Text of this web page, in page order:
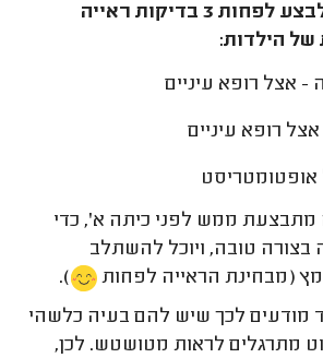
צריך לבצע לפחות 3 בדיקות ראייה
של הילדות:
- אצל רופא עיניים
רופא עיניים
מתבצעת ממש לפני כיתה א', כדי
בצורה טובה, ויוכל להשתלב
(מבחינת הראייה לפחות
).
מודעים לכך שיש להם בעיה כלשהי
מתרגלים לראות מטושטש. לכן,